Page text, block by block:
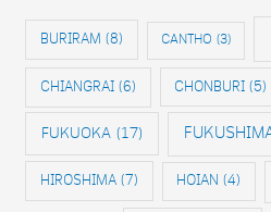
BURIRAM (8) CANTHO (3)
CHIANGRAI (6) CHONBURI (5)
FUKUOKA (17)
HIROSHIMA (7) HOIAN (4)